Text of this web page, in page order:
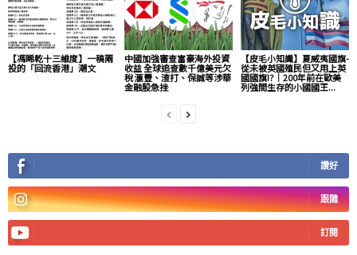
【馮睎乾十三維度】一稿兩
投的「回流香港」潮文
中國加強審查富豪海外投資
收益 全球追查數千億美元欠
稅 滙豐、渣打、保誠等涉華
金融股急挫
【皮毛小知識】夏威夷國旗-
從未被英國殖民但又用上英
國國旗!?｜200年前在歐美
列強間生存的小國國王...
讚好
跟隨
訂閱